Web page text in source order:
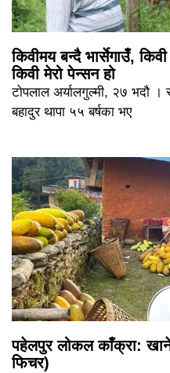
किवीमय बन्दै भार्सेगाउँ,
किवी मेरो पेन्सन हो
टोपलाल अर्यालगुल्मी, २७ भदौ ।
बहादुर थापा ५५ बर्षका भए
पहेलपुर लोकल काँक्रा:
फिचर)